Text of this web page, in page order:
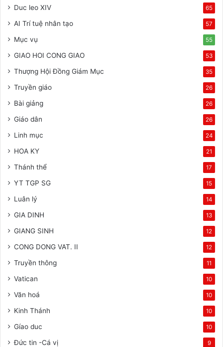
Duc leo XIV 65
AI Trí tuệ nhân tạo 57
Mục vụ 55
GIAO HOI CONG GIAO 53
Thượng Hội Đồng Giám Mục 35
Truyền giáo 26
Bài giảng 26
Giáo dân 26
Linh mục 24
HOA KY 21
Thánh thể 17
YT TGP SG 15
Luân lý 14
GIA DINH 13
GIANG SINH 12
CONG DONG VAT. II 12
Truyền thông 11
Vatican 10
Văn hoá 10
Kinh Thánh 10
Gíao duc 10
Đức tin -Cá vị 9